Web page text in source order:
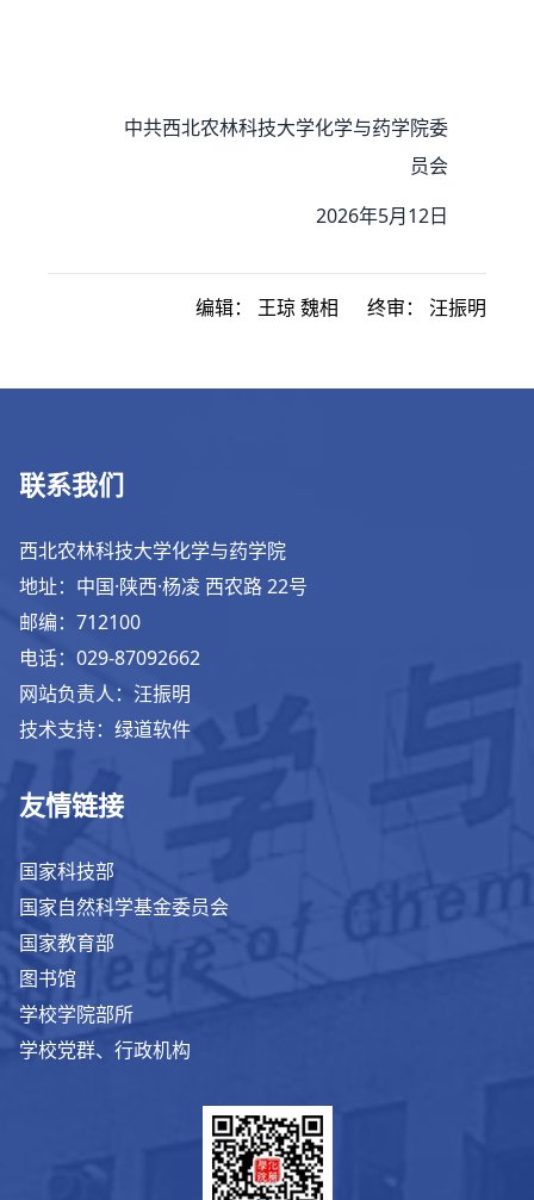
中共西北农林科技大学化学与药学院委
员会
2026年5月12日
编辑： 王琼 魏相 终审： 汪振明
联系我们
西北农林科技大学化学与药学院
地址：中国·陕西·杨凌 西农路 22号
邮编：712100
电话：029-87092662
网站负责人：汪振明
技术支持：绿道软件
友情链接
国家科技部
国家自然科学基金委员会
国家教育部
图书馆
学校学院部所
学校党群、行政机构